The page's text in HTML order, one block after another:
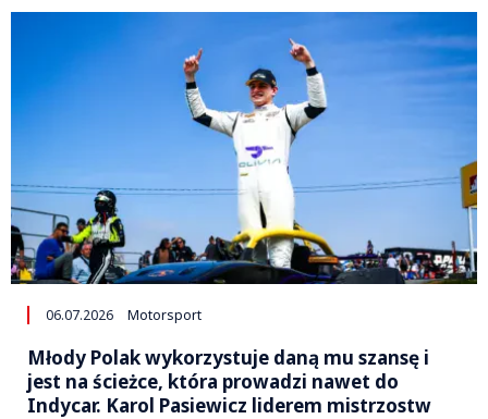
06.07.2026 Motorsport
Młody Polak wykorzystuje daną mu szansę i
jest na ścieżce, która prowadzi nawet do
Indycar. Karol Pasiewicz liderem mistrzostw